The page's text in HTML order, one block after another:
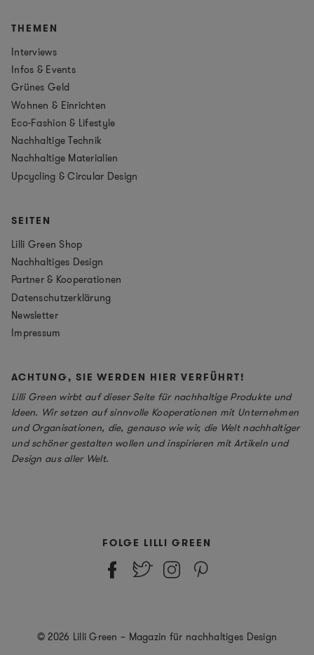
THEMEN
Interviews
Infos & Events
Grünes Geld
Wohnen & Einrichten
Eco-Fashion & Lifestyle
Nachhaltige Technik
Nachhaltige Materialien
Upcycling & Circular Design
SEITEN
Lilli Green Shop
Nachhaltiges Design
Partner & Kooperationen
Datenschutzerklärung
Newsletter
Impressum
ACHTUNG, SIE WERDEN HIER VERFÜHRT!
Lilli Green wirbt auf dieser Seite für nachhaltige Produkte und
Ideen. Wir setzen auf sinnvolle Kooperationen mit Unternehmen
und Organisationen, die, genauso wie wir, die Welt nachhaltiger
und schöner gestalten wollen und inspirieren mit Artikeln und
Design aus aller Welt.
FOLGE LILLI GREEN
© 2026 Lilli Green – Magazin für nachhaltiges Design